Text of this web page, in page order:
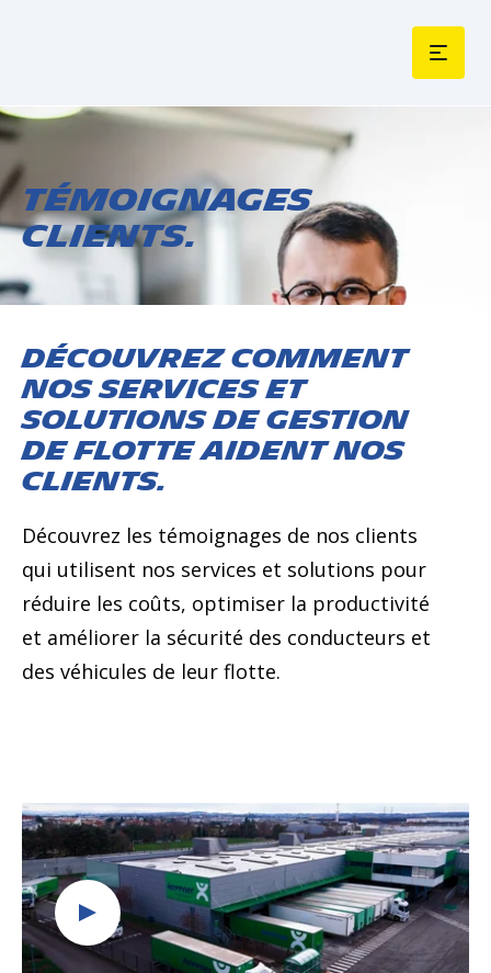
Témoignages
clients.
Découvrez comment
nos services et
solutions de gestion
de flotte aident nos
clients.
Découvrez les témoignages de nos clients
qui utilisent nos services et solutions pour
réduire les coûts, optimiser la productivité
et améliorer la sécurité des conducteurs et
des véhicules de leur flotte.